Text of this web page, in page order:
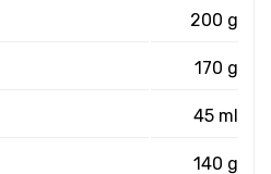
200 g
170 g
45 ml
140 g